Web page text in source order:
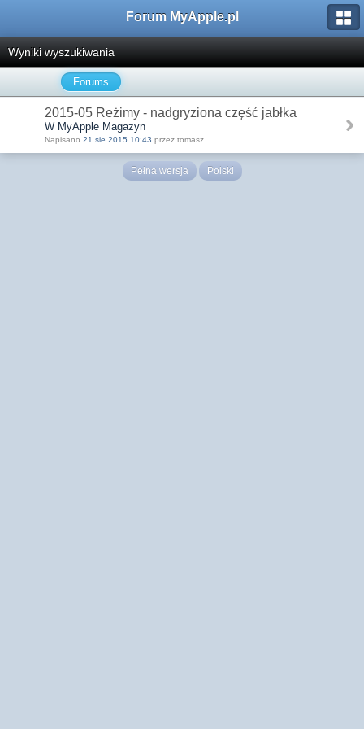
Forum MyApple.pl
Wyniki wyszukiwania
Forums
2015-05 Reżimy - nadgryziona część jabłka
W MyApple Magazyn
Napisano 21 sie 2015 10:43 przez tomasz
Pełna wersja Polski